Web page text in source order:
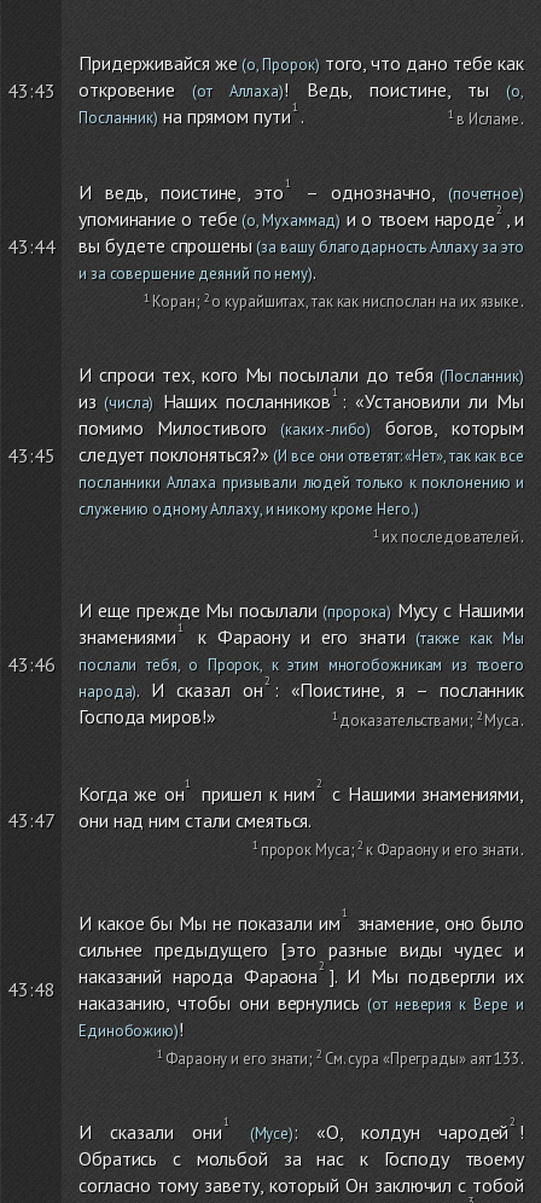
43:43
Придерживайся же(о, Пророк)того, что дано тебе как
откровение (от Аллаха)! Ведь, поистине, ты (о,
Посланник) на прямом пути . в Исламе.
43:44
И ведь, поистине, это – однозначно, (почетное)
упоминание о тебе(о, Мухаммад) и о твоем народе , и
вы будете спрошены(за вашу благодарность Аллаху за это
и за совершение деяний по нему).
Коран; о курайшитах, так как ниспослан на их языке.
43:45
И спроси тех, кого Мы посылали до тебя (Посланник)
из(числа) Наших посланников : «Установили ли Мы
помимо Милостивого (каких-либо)
богов, которым
следует поклоняться?»(И все они ответят: «Нет», так как все
посланники Аллаха призывали людей только к поклонению и
служению одному Аллаху, и никому кроме Него.)
их последователей.
43:46
И еще прежде Мы посылали (пророка)Мусу с Нашими
знамениями
к Фараону и его знати(также как Мы
послали тебя, о Пророк, к этим многобожникам из твоего
народа). И сказал он : «Поистине, я – посланник
Господа миров!»
доказательствами; Муса.
43:47
Когда же он пришел к ним
с Нашими знамениями,
они над ним стали смеяться.
пророк Муса; к Фараону и его знати.
43:48
И какое бы Мы не показали им
знамение, оно было
сильнее предыдущего [это разные виды чудес и
наказаний народа Фараона ]. И Мы подвергли их
наказанию, чтобы они вернулись(от неверия к Вере и
Единобожию)!
Фараону и его знати; См. сура «Преграды» аят 133.
И сказали они (Мусе): «О, колдун чародей !
Обратись с мольбой за нас к Господу твоему
согласно тому завету, который Он заключил с тобой